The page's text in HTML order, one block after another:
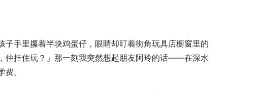
手里攥着半块鸡蛋仔，眼睛却盯着街角玩具店橱窗里的
仲挂住玩？」那一刻我突然想起朋友阿玲的话——在深水
。